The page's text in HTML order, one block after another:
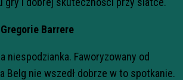
Barrere
niespodzianka. Faworyzowany od
Belg nie wszedł dobrze w to spotkanie.